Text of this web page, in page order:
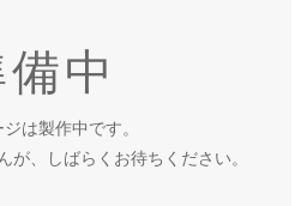
中
は製作中です。
が、しばらくお待ちください。